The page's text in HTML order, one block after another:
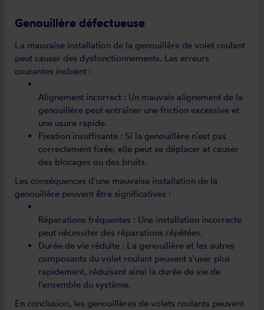
Genouillère défectueuse
La mauvaise installation de la genouillère de volet roulant
peut causer des dysfonctionnements. Les erreurs
courantes incluent :
Alignement incorrect : Un mauvais alignement de la
genouillère peut entraîner une friction excessive et
une usure rapide.
Fixation insuffisante : Si la genouillère n'est pas
correctement fixée, elle peut se déplacer et causer
des blocages ou des bruits.
Les conséquences d'une mauvaise installation de la
genouillère peuvent être significatives :
Réparations fréquentes : Une installation incorrecte
peut nécessiter des réparations répétées.
Durée de vie réduite : La genouillère et les autres
composants du volet roulant peuvent s'user plus
rapidement, réduisant ainsi la durée de vie de
l'ensemble du système.
En conclusion, les genouillères de volets roulants peuvent